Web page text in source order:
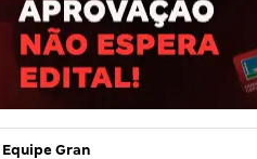
Equipe Gran